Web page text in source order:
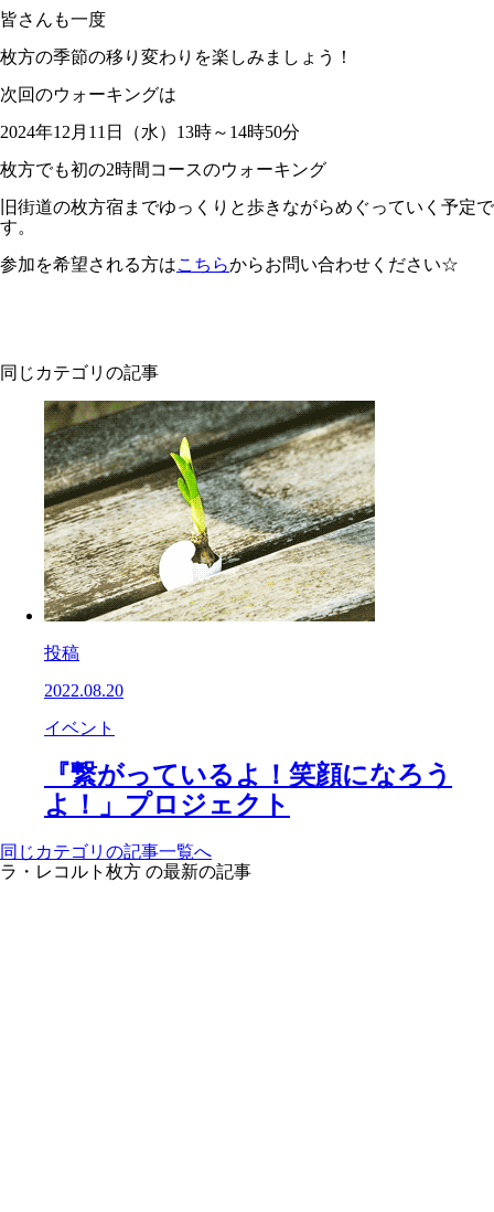
皆さんも一度
枚方の季節の移り変わりを楽しみましょう！
次回のウォーキングは
2024年12月11日（水）13時～14時50分
枚方でも初の2時間コースのウォーキング
旧街道の枚方宿までゆっくりと歩きながらめぐっていく予定で
す。
参加を希望される方はこちらからお問い合わせください☆
同じカテゴリの記事
投稿
2022.08.20
イベント
『繋がっているよ！笑顔になろう
よ！」プロジェクト
同じカテゴリの記事⼀覧へ
ラ・レコルト枚方 の最新の記事